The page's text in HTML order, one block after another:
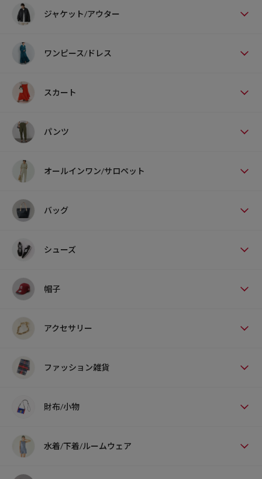
ジャケット/アウター
ワンピース/ドレス
スカート
パンツ
オールインワン/サロペット
バッグ
シューズ
帽子
アクセサリー
ファッション雑貨
財布/小物
水着/下着/ルームウェア